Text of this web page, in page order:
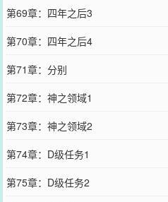
第69章：四年之后3
第70章：四年之后4
第71章：分别
第72章：神之领域1
第73章：神之领域2
第74章：D级任务1
第75章：D级任务2